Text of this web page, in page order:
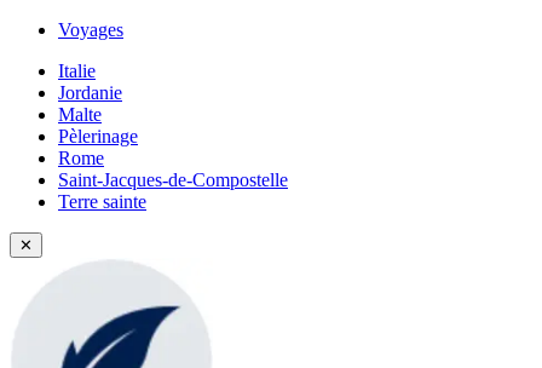
Voyages
Italie
Jordanie
Malte
Pèlerinage
Rome
Saint-Jacques-de-Compostelle
Terre sainte
✕